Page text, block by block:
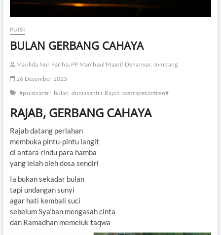
PUISI
BULAN GERBANG CAHAYA
Maulida Nur Fariha, PP Mambaul Maarif Denanyar, Jombang.
26 Desember 2025
#puisisantri bulan duniasantri Rajab sastrapesantren#
RAJAB, GERBANG CAHAYA
Rajab datang perlahan
membuka pintu-pintu langit
di antara rindu para hamba
yang lelah oleh dosa sendiri
Ia bukan sekadar bulan
tapi undangan sunyi
agar hati kembali suci
sebelum Sya’ban mengasah cinta
dan Ramadhan memeluk taqwa